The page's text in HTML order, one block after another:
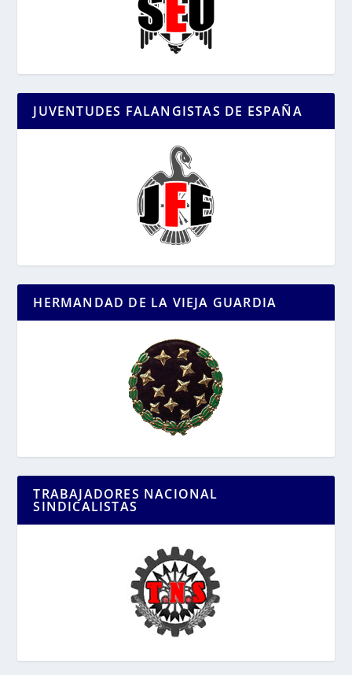
JUVENTUDES FALANGISTAS DE ESPAÑA
HERMANDAD DE LA VIEJA GUARDIA
TRABAJADORES NACIONAL
SINDICALISTAS